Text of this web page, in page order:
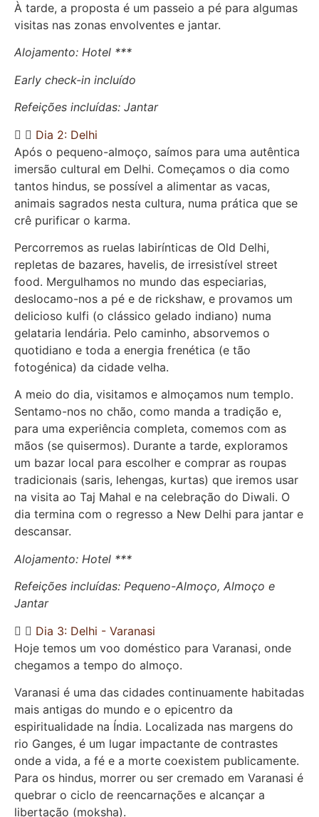
À tarde, a proposta é um passeio a pé para algumas
visitas nas zonas envolventes e jantar.
Alojamento: Hotel ***
Early check-in incluído
Refeições incluídas: Jantar
Dia 2: Delhi
Após o pequeno-almoço, saímos para uma autêntica
imersão cultural em Delhi. Começamos o dia como
tantos hindus, se possível a alimentar as vacas,
animais sagrados nesta cultura, numa prática que se
crê purificar o karma.
Percorremos as ruelas labirínticas de Old Delhi,
repletas de bazares, havelis, de irresistível street
food. Mergulhamos no mundo das especiarias,
deslocamo-nos a pé e de rickshaw, e provamos um
delicioso kulfi (o clássico gelado indiano) numa
gelataria lendária. Pelo caminho, absorvemos o
quotidiano e toda a energia frenética (e tão
fotogénica) da cidade velha.
A meio do dia, visitamos e almoçamos num templo.
Sentamo-nos no chão, como manda a tradição e,
para uma experiência completa, comemos com as
mãos (se quisermos). Durante a tarde, exploramos
um bazar local para escolher e comprar as roupas
tradicionais (saris, lehengas, kurtas) que iremos usar
na visita ao Taj Mahal e na celebração do Diwali. O
dia termina com o regresso a New Delhi para jantar e
descansar.
Alojamento: Hotel ***
Refeições incluídas: Pequeno-Almoço, Almoço e
Jantar
Dia 3: Delhi - Varanasi
Hoje temos um voo doméstico para Varanasi, onde
chegamos a tempo do almoço.
Varanasi é uma das cidades continuamente habitadas
mais antigas do mundo e o epicentro da
espiritualidade na Índia. Localizada nas margens do
rio Ganges, é um lugar impactante de contrastes
onde a vida, a fé e a morte coexistem publicamente.
Para os hindus, morrer ou ser cremado em Varanasi é
quebrar o ciclo de reencarnações e alcançar a
libertação (moksha).